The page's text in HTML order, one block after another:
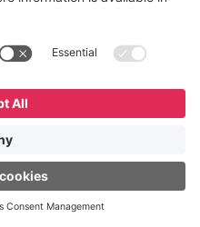
que permite
e
à cadeia,